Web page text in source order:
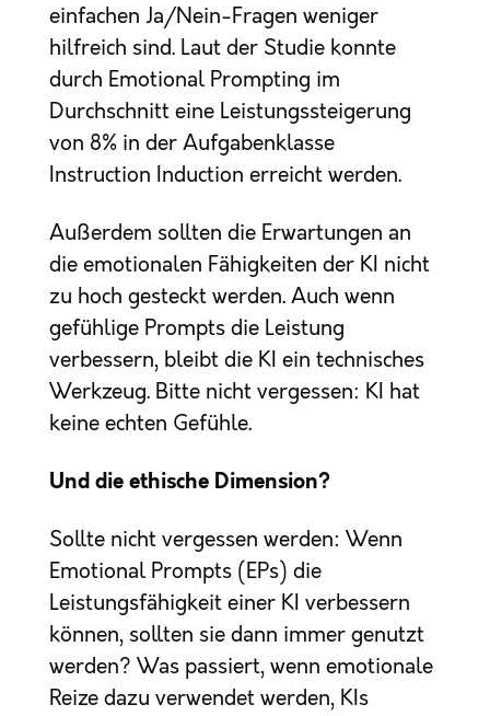
einfachen Ja/Nein-Fragen weniger
hilfreich sind. Laut der Studie konnte
durch Emotional Prompting im
Durchschnitt eine Leistungssteigerung
von 8% in der Aufgabenklasse
Instruction Induction erreicht werden.
Außerdem sollten die Erwartungen an
die emotionalen Fähigkeiten der KI nicht
zu hoch gesteckt werden. Auch wenn
gefühlige Prompts die Leistung
verbessern, bleibt die KI ein technisches
Werkzeug. Bitte nicht vergessen: KI hat
keine echten Gefühle.
Und die ethische Dimension?
Sollte nicht vergessen werden: Wenn
Emotional Prompts (EPs) die
Leistungsfähigkeit einer KI verbessern
können, sollten sie dann immer genutzt
werden? Was passiert, wenn emotionale
Reize dazu verwendet werden, KIs